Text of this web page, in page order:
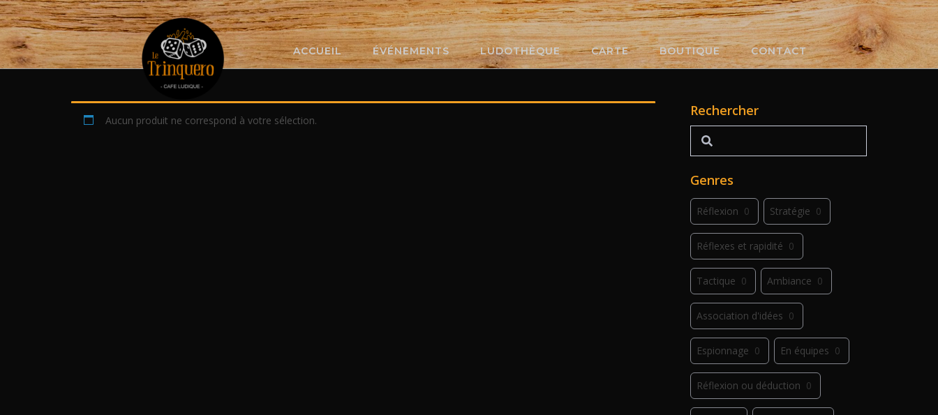
Skip
to
content
ACCUEIL ÉVÉNEMENTS LUDOTHÈQUE CARTE BOUTIQUE CONTACT
Aucun produit ne correspond à votre sélection.
Rechercher
Rechercher
Genres
Réflexion 0 Stratégie 0
Réflexes et rapidité 0
Tactique 0 Ambiance 0
Association d'idées 0
Espionnage 0 En équipes 0
Réflexion ou déduction 0